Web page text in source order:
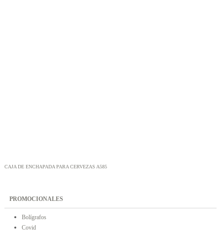
CAJA DE ENCHAPADA PARA CERVEZAS A585
PROMOCIONALES
Bolígrafos
Covid